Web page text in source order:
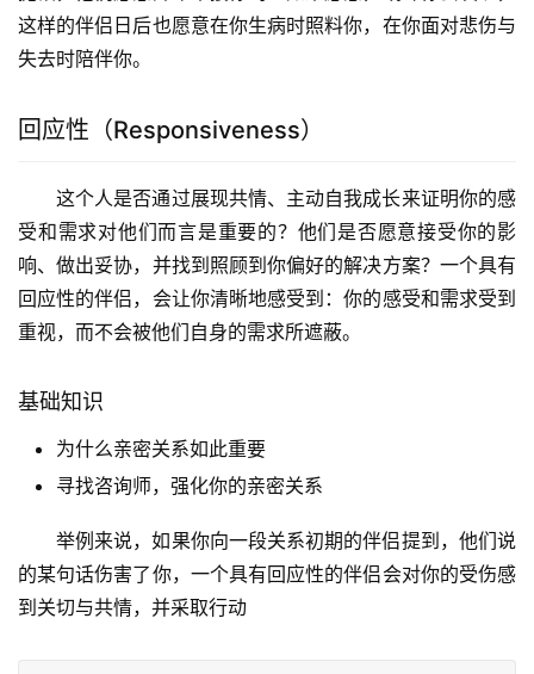
这样的伴侣日后也愿意在你生病时照料你，在你面对悲伤与
失去时陪伴你。
回应性（Responsiveness）
这个人是否通过展现共情、主动自我成长来证明你的感
受和需求对他们而言是重要的？他们是否愿意接受你的影
响、做出妥协，并找到照顾到你偏好的解决方案？一个具有
回应性的伴侣，会让你清晰地感受到：你的感受和需求受到
重视，而不会被他们自身的需求所遮蔽。
基础知识
为什么亲密关系如此重要
寻找咨询师，强化你的亲密关系
举例来说，如果你向一段关系初期的伴侣提到，他们说
的某句话伤害了你，一个具有回应性的伴侣会对你的受伤感
到关切与共情，并采取行动